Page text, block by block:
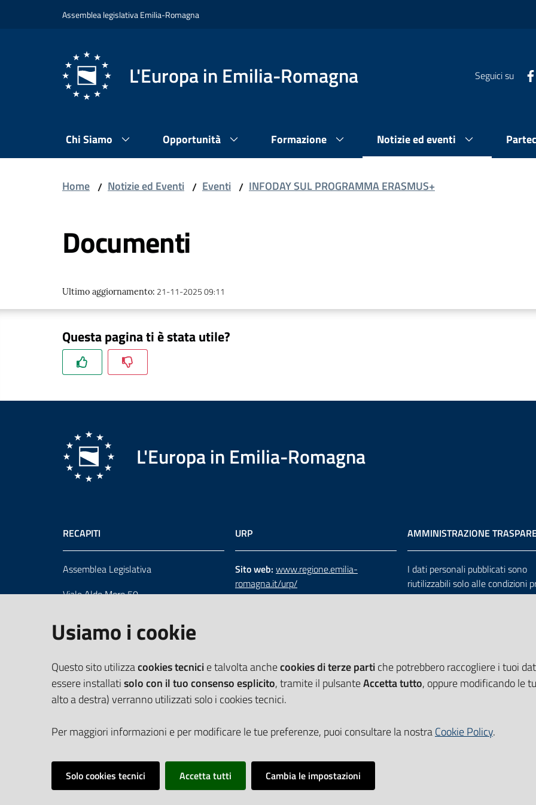
Vai al contenuto
Vai alla navigazioneAssemblea legislativa Emilia-Romagna
L'Europa in Emilia-Romagna Seguici su
Chi Siamo Opportunità Formazione Notizie ed eventi
Home / Notizie ed Eventi / Eventi / INFODAY SUL PROGRAMMA ERASMUS+
Documenti
Ultimo aggiornamento: 21-11-2025 09:11
Questa pagina ti è stata utile?
L'Europa in Emilia-Romagna
RECAPITI
Assemblea Legislativa
Viale Aldo Moro 50
Centralino 051 5275226
Cerca telefoni e indirizzi
URP
Sito web: www.regione.emilia-
romagna.it/urp/
Numero verde:800.66.22.00
AMMINISTRAZIONE
I dati personali pubblicati sono
riutilizzabili solo alle condizioni
dalla direttiva comunitaria
Vai alla pagina
Usiamo i cookie
Questo sito utilizzacookies tecnicie talvolta anchecookies di terze partiche potrebbero raccogliere i tuoi
essere installatisolo con il tuo consenso esplicito, tramite il pulsanteAccetta tutto, oppure modificando le
alto a destra) verranno utilizzati solo i cookies tecnici.
Per maggiori informazioni e per modificare le tue preferenze, puoi consultare la nostraCookie Policy.
Solo cookies tecnici Accetta tutti Cambia le impostazioni